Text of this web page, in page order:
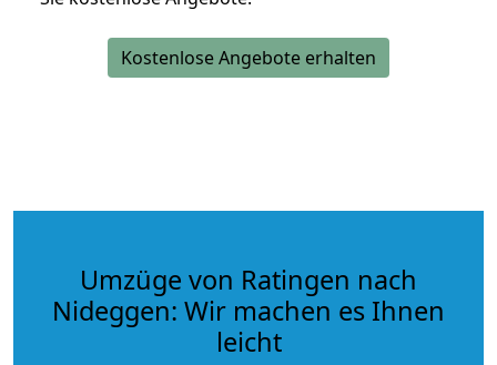
Kostenlose Angebote erhalten
Umzüge von Ratingen nach
Nideggen: Wir machen es Ihnen
leicht